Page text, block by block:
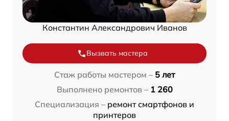
Константин Александрович Иванов
Вызвать мастера
Стаж работы мастером – 5 лет
Выполнено ремонтов – 1 260
Специализация – ремонт смартфонов и
принтеров